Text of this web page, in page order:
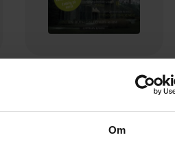
Om
Elly Griffiths